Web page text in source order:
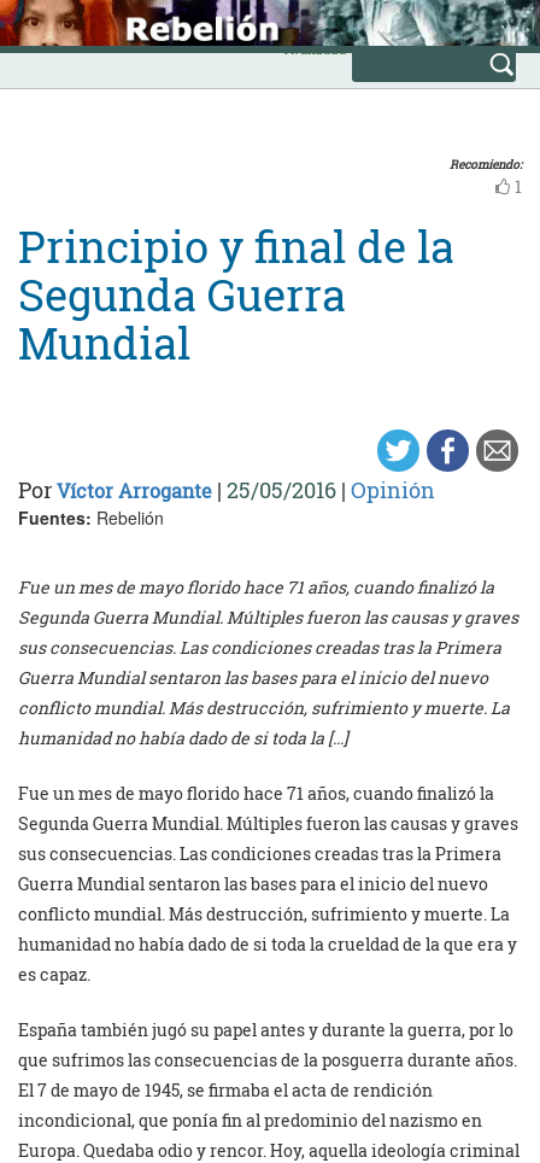
Skip
to
content
INICIO
Avanzada
Recomiendo:
1
Principio y final de la
Segunda Guerra
Mundial
PorVíctor Arrogante | 25/05/2016 | Opinión
Fuentes: Rebelión
Fue un mes de mayo florido hace 71 años, cuando finalizó la
Segunda Guerra Mundial. Múltiples fueron las causas y graves
sus consecuencias. Las condiciones creadas tras la Primera
Guerra Mundial sentaron las bases para el inicio del nuevo
conflicto mundial. Más destrucción, sufrimiento y muerte. La
humanidad no había dado de si toda la […]
Fue un mes de mayo florido hace 71 años, cuando finalizó la
Segunda Guerra Mundial. Múltiples fueron las causas y graves
sus consecuencias. Las condiciones creadas tras la Primera
Guerra Mundial sentaron las bases para el inicio del nuevo
conflicto mundial. Más destrucción, sufrimiento y muerte. La
humanidad no había dado de si toda la crueldad de la que era y
es capaz.
España también jugó su papel antes y durante la guerra, por lo
que sufrimos las consecuencias de la posguerra durante años.
El 7 de mayo de 1945, se firmaba el acta de rendición
incondicional, que ponía fin al predominio del nazismo en
Europa. Quedaba odio y rencor. Hoy, aquella ideología criminal